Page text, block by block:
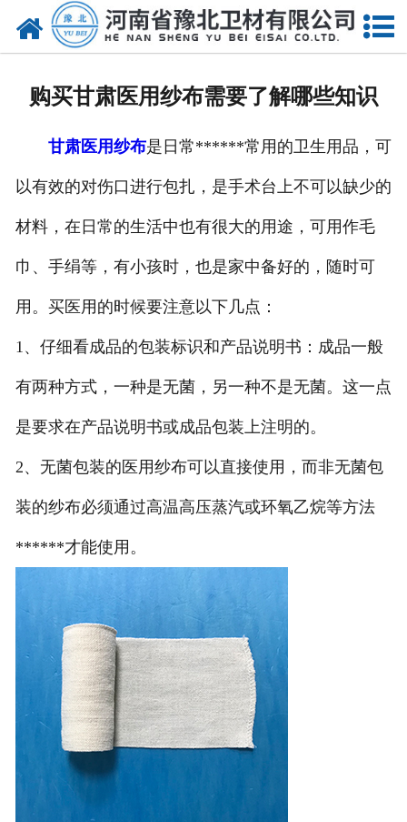
网站首页
厂房设备
人才招聘
联系我们
购买甘肃医用纱布需要了解哪些知识
甘肃医用纱布是日常******常用的卫生用品，可
以有效的对伤口进行包扎，是手术台上不可以缺少的
材料，在日常的生活中也有很大的用途，可用作毛
巾、手绢等，有小孩时，也是家中备好的，随时可
用。买医用的时候要注意以下几点：
1、仔细看成品的包装标识和产品说明书：成品一般
有两种方式，一种是无菌，另一种不是无菌。这一点
是要求在产品说明书或成品包装上注明的。
2、无菌包装的医用纱布可以直接使用，而非无菌包
装的纱布必须通过高温高压蒸汽或环氧乙烷等方法
******才能使用。